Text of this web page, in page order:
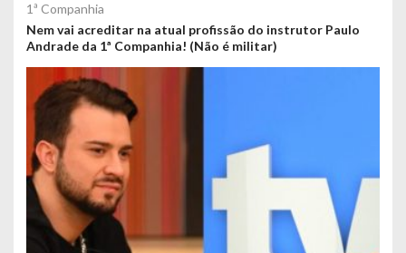
1ª Companhia
Nem vai acreditar na atual profissão do instrutor Paulo
Andrade da 1ª Companhia! (Não é militar)